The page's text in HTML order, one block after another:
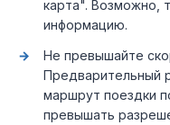
карта". Возможно,
информацию.
Не превышайте
Предварительный
маршрут поездки
превышать